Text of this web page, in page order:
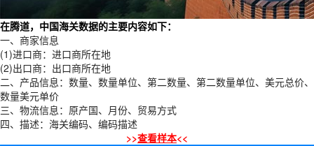
在腾道，中国海关数据的主要内容如下：
一、商家信息
(1)进口商：进口商所在地
(2)出口商：出口商所在地
二、产品信息：数量、数量单位、第二数量、第二数量单位、美元总价、
数量美元单价
三、物流信息：原产国、月份、贸易方式
四、描述：海关编码、编码描述
>>查看样本<<